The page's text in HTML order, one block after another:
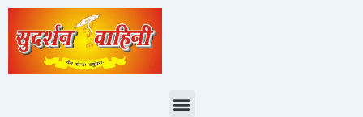
Skip
content
Menu